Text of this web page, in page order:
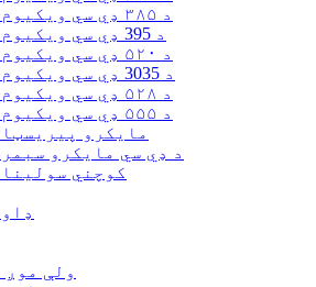
د ۳۸۵ ډي سي ویکیوم پمپ
د 395 ډي سي ویکیوم پمپ
د ۵۲۰ ډي سي ویکیوم پمپ
د 3035 ډي سي ویکیوم پمپ
د ۵۲۸ ډي سي ویکیوم پمپ
د ۵۵۵ ډي سي ویکیوم پمپ
مایکرو
د ډي سي مایکرو
کوچني
ولې موږ